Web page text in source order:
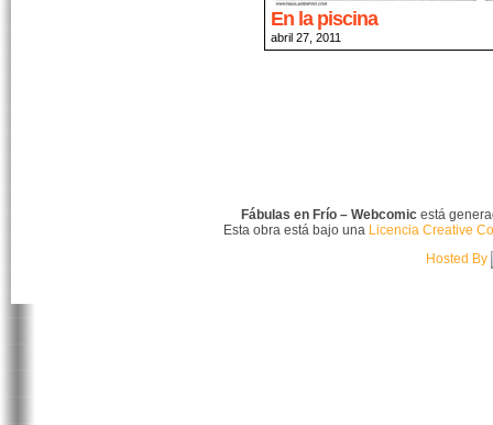
En la piscina
abril 27, 2011
Fábulas en Frío – Webcomicestá
Esta obra está bajo una Licencia Creative
Hosted By